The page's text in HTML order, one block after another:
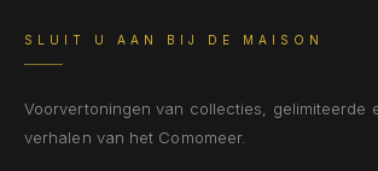
SLUIT U AAN BIJ DE MAISON
Voorvertoningen van collecties, gelimiteerde
verhalen van het Comomeer.